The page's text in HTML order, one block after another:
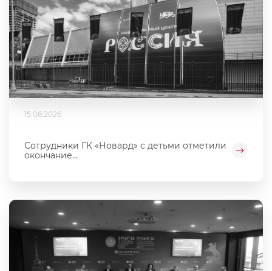
15.06.2026
Сотрудники ГК «Новард» с детьми отметили
окончание...